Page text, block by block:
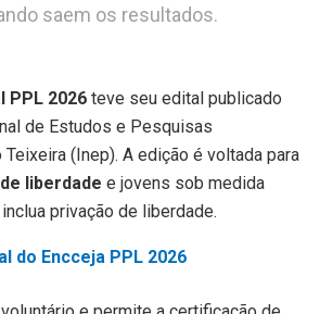
saem os resultados.
PPL 2026 teve seu edital publicado
de Estudos e Pesquisas
(Inep). A edição é voltada para
liberdade e jovens sob medida
privação de liberdade.
do Encceja PPL 2026